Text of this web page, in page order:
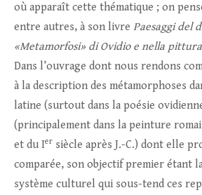
où apparaît cette thématique ; on
entre autres, à son livre Paesaggi del
«Metamorfosi» di Ovidio e nella
Dans l’ouvrage dont nous rendons
à la description des métamorphoses
latine (surtout dans la poésie
(principalement dans la peinture
et du Ier siècle après J.-C.) dont elle
comparée, son objectif premier étant
système culturel qui sous-tend ces